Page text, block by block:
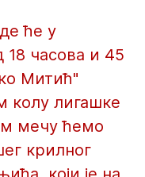
ће у
18 часова и 45
Митић"
колу лигашке
мечу ћемо
крилног